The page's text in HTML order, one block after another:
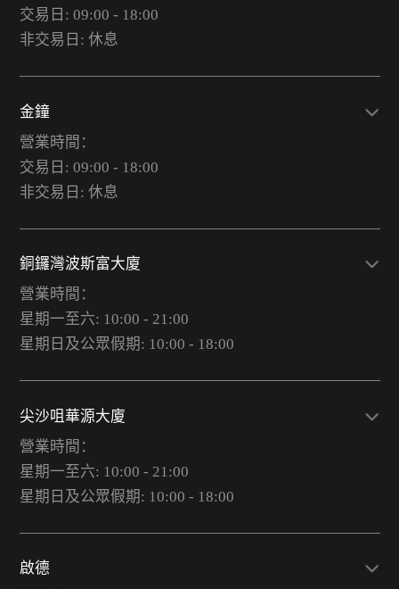
交易日: 09:00 - 18:00
非交易日: 休息
金鐘
營業時間：
交易日: 09:00 - 18:00
非交易日: 休息
銅鑼灣波斯富大廈
營業時間：
星期一至六: 10:00 - 21:00
星期日及公眾假期: 10:00 - 18:00
尖沙咀華源大廈
營業時間：
星期一至六: 10:00 - 21:00
星期日及公眾假期: 10:00 - 18:00
啟德